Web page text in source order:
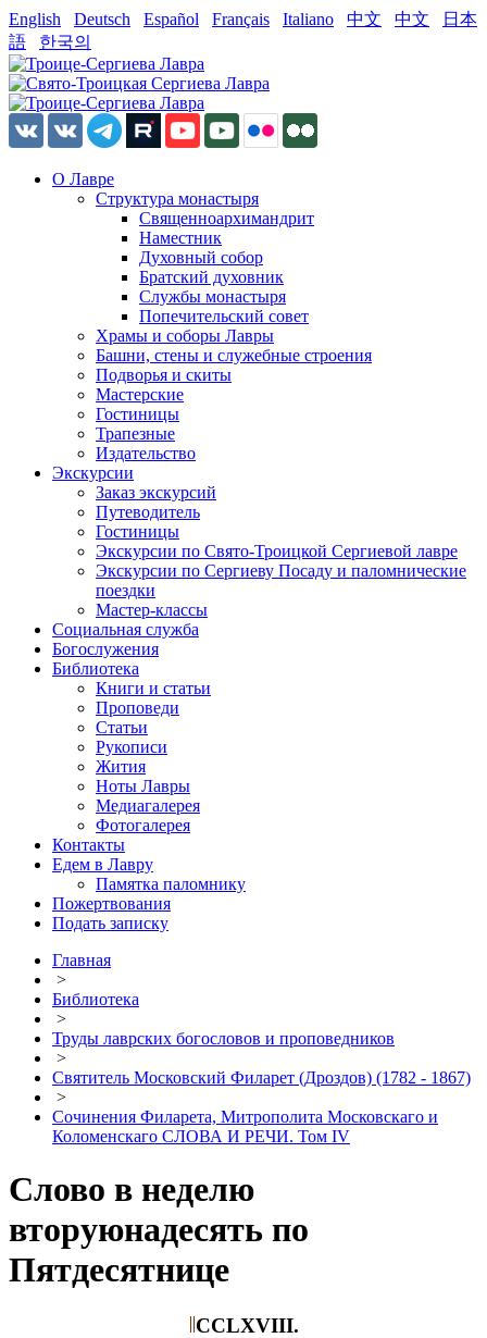
English Deutsch Español Français Italiano 中文 中文
日本
語
한국의
О Лавре
Структура монастыря
Священноархимандрит
Наместник
Духовный собор
Братский духовник
Службы монастыря
Попечительский совет
Храмы и соборы Лавры
Башни, стены и служебные строения
Подворья и скиты
Мастерские
Гостиницы
Трапезные
Издательство
Экскурсии
Заказ экскурсий
Путеводитель
Гостиницы
Экскурсии по Свято-Троицкой Сергиевой лавре
Экскурсии по Сергиеву Посаду и паломнические
поездки
Мастер-классы
Социальная служба
Богослужения
Библиотека
Книги и статьи
Проповеди
Статьи
Рукописи
Жития
Ноты Лавры
Медиагалерея
Фотогалерея
Контакты
Едем в Лавру
Памятка паломнику
Пожертвования
Подать записку
Главная
>
Библиотека
>
Труды лаврских богословов и проповедников
>
Святитель Московский Филарет (Дроздов) (1782 - 1867)
>
Сочинения Филарета, Митрополита Московскаго и
Коломенскаго СЛОВА И РЕЧИ. Том IV
Слово в неделю
вторуюнадесять по
Пятдесятнице
CCLXVIII.